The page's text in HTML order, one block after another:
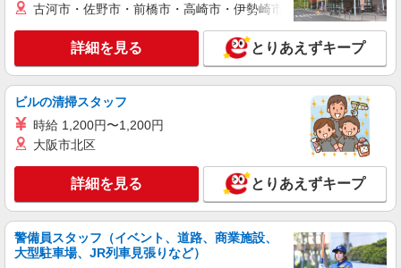
古河市・佐野市・前橋市・高崎市・伊勢崎市・太田市・館林市
詳細を見る とりあえずキープ
ビルの清掃スタッフ
時給 1,200円〜1,200円
大阪市北区
詳細を見る とりあえずキープ
警備員スタッフ（イベント、道路、商業施設、
大型駐車場、JR列車見張りなど）